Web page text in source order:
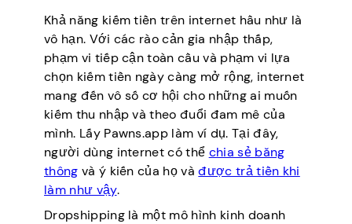
Khả năng kiếm tiền trên internet hầu như là
vô hạn. Với các rào cản gia nhập thấp,
phạm vi tiếp cận toàn cầu và phạm vi lựa
chọn kiếm tiền ngày càng mở rộng, internet
mang đến vô số cơ hội cho những ai muốn
kiếm thu nhập và theo đuổi đam mê của
mình. Lấy Pawns.app làm ví dụ. Tại đây,
người dùng internet có thể chia sẻ băng
thông và ý kiến của họ vàđược trả tiền khi
làm như vậy.
Dropshipping là một mô hình kinh doanh